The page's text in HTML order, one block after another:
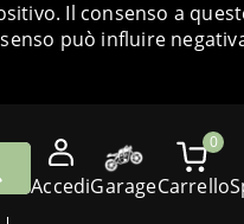
Il consenso a
può influire
AccediGarage
0
Carrello